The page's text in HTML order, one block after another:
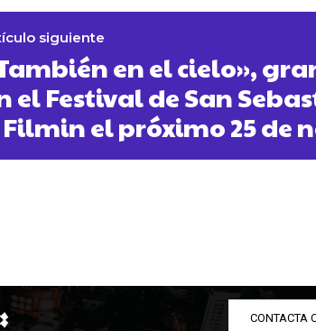
siguiente
en el cielo»,
el Festival de San
el próximo 25 de
CONTACTA